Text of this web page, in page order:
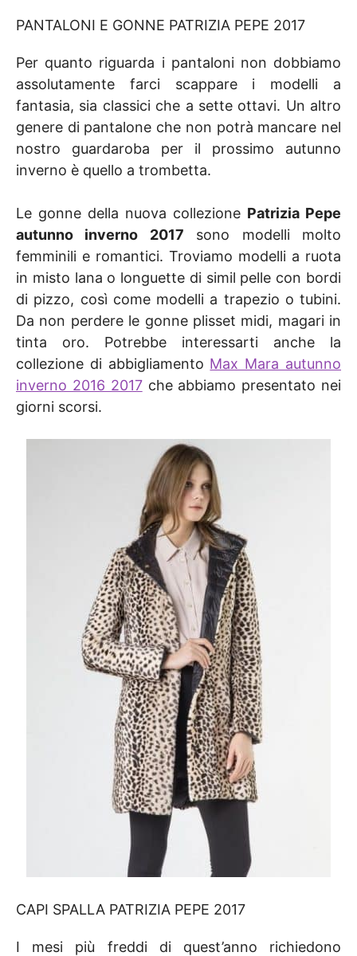
PANTALONI E GONNE PATRIZIA PEPE 2017
Per quanto riguarda i pantaloni non dobbiamo
assolutamente farci scappare i modelli a
fantasia, sia classici che a sette ottavi. Un altro
genere di pantalone che non potrà mancare nel
nostro guardaroba per il prossimo autunno
inverno è quello a trombetta.
Le gonne della nuova collezione Patrizia Pepe
autunno inverno 2017 sono modelli molto
femminili e romantici. Troviamo modelli a ruota
in misto lana o longuette di simil pelle con bordi
di pizzo, così come modelli a trapezio o tubini.
Da non perdere le gonne plisset midi, magari in
tinta oro. Potrebbe interessarti anche la
collezione di abbigliamento Max Mara autunno
inverno 2016 2017che abbiamo presentato nei
giorni scorsi.
CAPI SPALLA PATRIZIA PEPE 2017
I mesi più freddi di quest’anno richiedono